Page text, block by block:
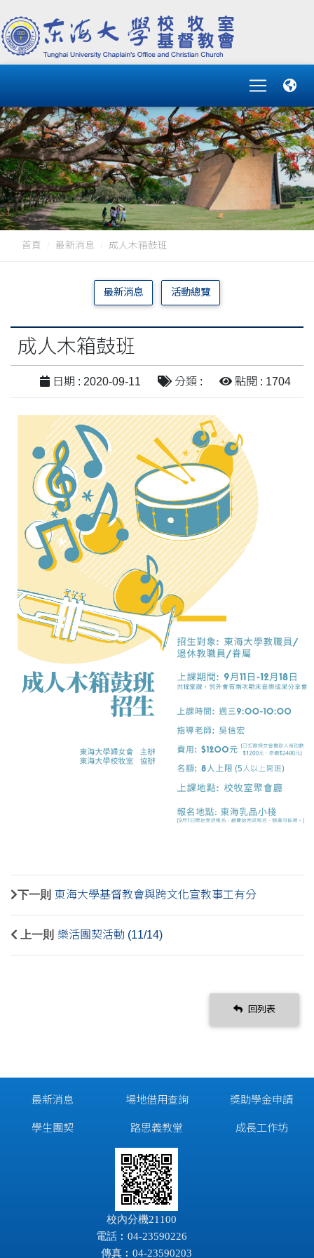
首頁 最新消息 成人木箱鼓班
最新消息 活動總覽
成人木箱鼓班
日期 : 2020-09-11 分類 : 點閱 : 1704
下一則 東海大學基督教會與跨文化宣教事工有分
上一則 樂活團契活動 (11/14)
回列表
最新消息
學生團契
場地借用查詢
路思義教堂
獎助學金申請
成長工作坊
校內分機21100
電話︰04-23590226
傳真︰04-23590203